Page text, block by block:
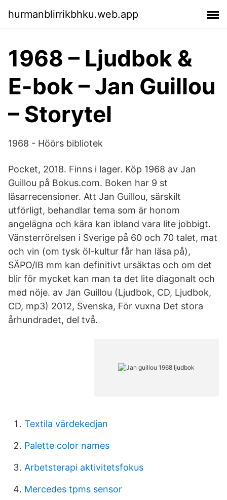
hurmanblirrikbhku.web.app
1968 – Ljudbok &
E-bok – Jan Guillou
– Storytel
1968 - Höörs bibliotek
Pocket, 2018. Finns i lager. Köp 1968 av Jan
Guillou på Bokus.com. Boken har 9 st
läsarrecensioner. Att Jan Guillou, särskilt
utförligt, behandlar tema som är honom
angelägna och kära kan ibland vara lite jobbigt.
Vänsterrörelsen i Sverige på 60 och 70 talet, mat
och vin (om tysk öl-kultur får han läsa på),
SÄPO/IB mm kan definitivt ursäktas och om det
blir för mycket kan man ta det lite diagonalt och
med nöje. av Jan Guillou (Ljudbok, CD, Ljudbok,
CD, mp3) 2012, Svenska, För vuxna Det stora
århundradet, del två.
Textila värdekedjan
Palette color names
Arbetsterapi aktivitetsfokus
Mercedes tpms sensor